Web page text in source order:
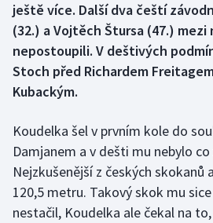
Florbal
Futsal
Golf
Gymnastika
Házená
Jezdectví
ještě více. Další dva čeští
(32.) a Vojtěch Štursa (47.) mezi
nepostoupili. V deštivých
Stoch před Richardem
Kubackým.
Koudelka šel v prvním kole do
Damjanem a v dešti mu nebylo
Nejzkušenější z českých skokanů
120,5 metru. Takový skok mu
nestačil, Koudelka ale čekal na